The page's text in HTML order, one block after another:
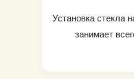
Установка стекла
занимает